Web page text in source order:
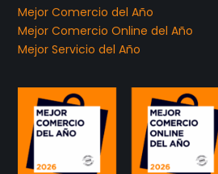
Mejor Comercio del Año
Mejor Comercio Online del Año
Mejor Servicio del Año